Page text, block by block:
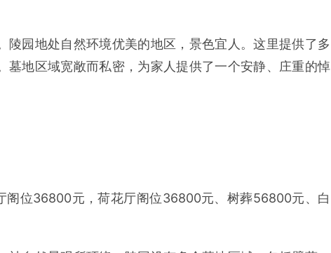
陵园地处自然环境优美的地区，景色宜人。这里提供了多
墓地区域宽敞而私密，为家人提供了一个安静、庄重的悼
位36800元，荷花厅阁位36800元、树葬56800元、白